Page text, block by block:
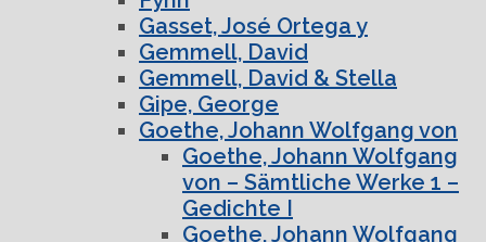
Gasset, José Ortega y
Gemmell, David
Gemmell, David & Stella
Gipe, George
Goethe, Johann Wolfgang von
Goethe, Johann Wolfgang
von – Sämtliche Werke 1 –
Gedichte I
Goethe, Johann Wolfgang